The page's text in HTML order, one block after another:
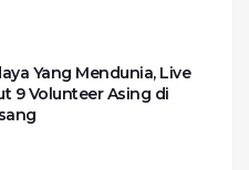
Yang Mendunia, Live
9 Volunteer Asing di